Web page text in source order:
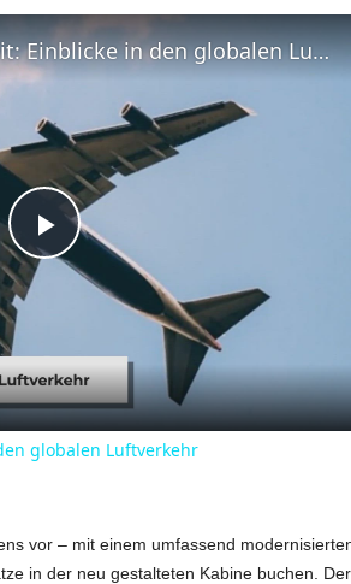
P
a
V
Flugverfolgung in Echtzeit: Einblicke in den globalen Luftverkehr
globalen Luftverkehr
vor – mit einem umfassend
in der neu gestalteten Kabine buchen.